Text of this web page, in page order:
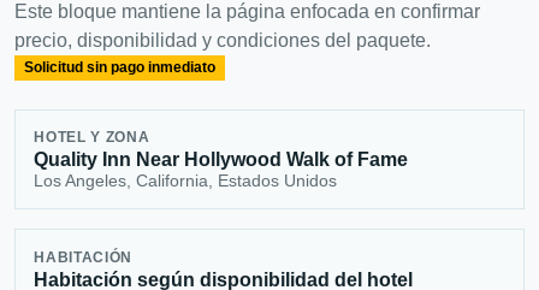
Este bloque mantiene la página enfocada en confirmar
precio, disponibilidad y condiciones del paquete.
Solicitud sin pago inmediato
HOTEL Y ZONA
Quality Inn Near Hollywood Walk of Fame
Los Angeles, California, Estados Unidos
HABITACIÓN
Habitación según disponibilidad del hotel